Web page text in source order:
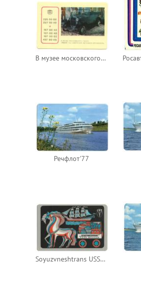
В музее московского такси ГАЗ-А
Речфлот'77
Soyuzvneshtrans USSR Moscow